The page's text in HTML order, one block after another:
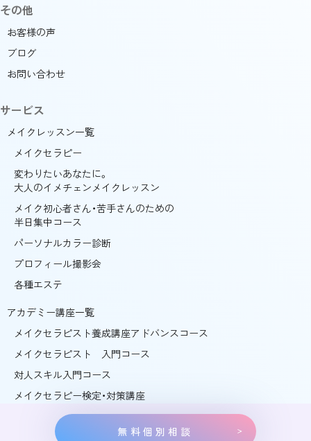
無料個別相談
その他
お客様の声
ブログ
お問い合わせ
サービス
メイクレッスン一覧
メイクセラピー
変わりたいあなたに。
大人のイメチェンメイクレッスン
メイク初心者さん・苦手さんのための
半日集中コース
パーソナルカラー診断
プロフィール撮影会
各種エステ
アカデミー講座一覧
メイクセラピスト養成講座アドバンスコース
メイクセラピスト 入門コース
対人スキル入門コース
メイクセラピー検定・対策講座
©ガラスの靴 ALL RIGHTS RESERVED.